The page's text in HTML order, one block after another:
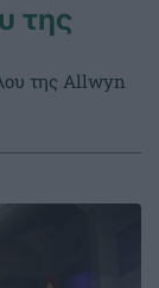
της
της Allwyn